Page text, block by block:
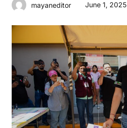
mayaneditor June 1, 2025